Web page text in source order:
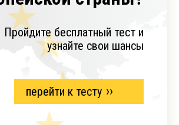
Пройдите бесплатный тест и
узнайте свои шансы
перейти к тесту